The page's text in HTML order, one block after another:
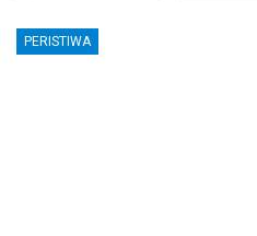
PERISTIWA